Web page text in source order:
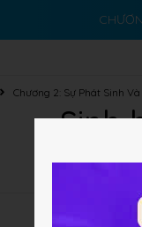
Chương 2: Sự Phát Sinh
Sinh